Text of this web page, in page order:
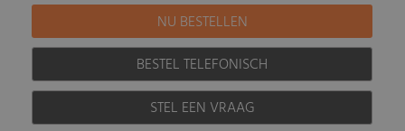
BESTEL TELEFONISCH
STEL EEN VRAAG